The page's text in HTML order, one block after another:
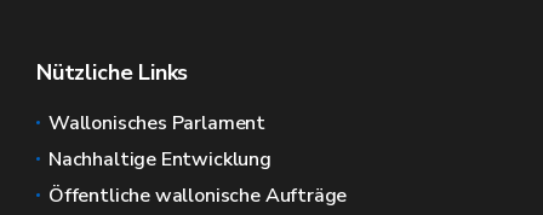
Nützliche Links
Wallonisches Parlament
Nachhaltige Entwicklung
Öffentliche wallonische Aufträge